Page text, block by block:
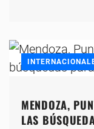
MENDOZA,
LAS